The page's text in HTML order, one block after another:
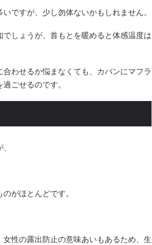
ですが、少し勿体ないかもしれません。
しょうが、首もとを暖めると体感温度は
わせるか悩まなくても、カバンにマフラ
ごせるのです。
がほとんどです。
性の露出防止の意味あいもあるため、生